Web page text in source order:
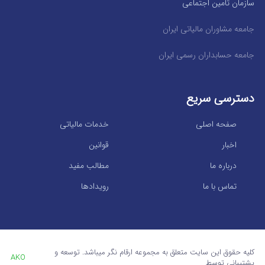
سازمان تامین اجتماعی
جامعه مشاوران مالیاتی ایران
جامعه حسابداران رسمی ایران
دسترسی سریع
خدمات مالیاتی
صفحه اصلی
قوانین
اخبار
مطالب مفید
درباره ما
رویدادها
تماس با ما
کلیه حقوق این سایت متعلق به مجموعه ارقام نگر میباشد. توسعه و
AKO